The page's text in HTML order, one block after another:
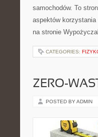
samochodów. To
aspektów
na stronie
CATEGORIES:
ZERO-
POSTED BY ADMIN